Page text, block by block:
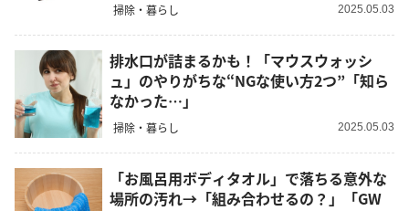
掃除・暮らし 2025.05.03
排水口が詰まるかも！「マウスウォッシ
ュ」のやりがちな“NGな使い方2つ”「知ら
なかった…」
掃除・暮らし 2025.05.03
「お風呂用ボディタオル」で落ちる意外な
場所の汚れ→「組み合わせるの？」「GW